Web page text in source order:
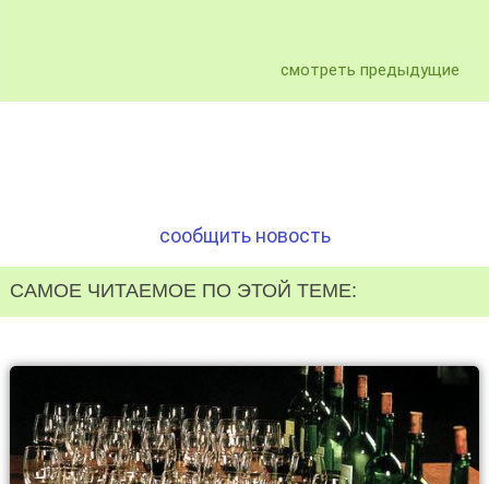
смотреть предыдущие
сообщить новость
САМОЕ ЧИТАЕМОЕ ПО ЭТОЙ ТЕМЕ: